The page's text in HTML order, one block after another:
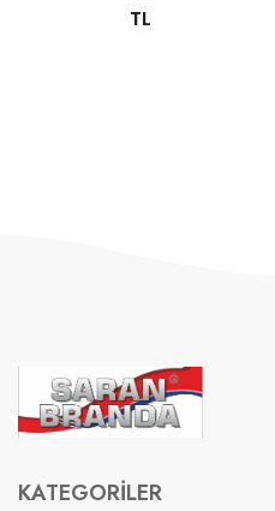
TL
KATEGORILER